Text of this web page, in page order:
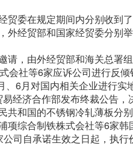
委在规定期间内分别收到
经贸部和国家经贸委分别
，由外经贸部和海关总署
会社等6家应诉公司进行反
6月对国内相关企业进行实
济合作部发布终裁公告，
共和国的不锈钢冷轧薄板分
项综合制铁株式会社等6家
司自承诺生效之日起，执